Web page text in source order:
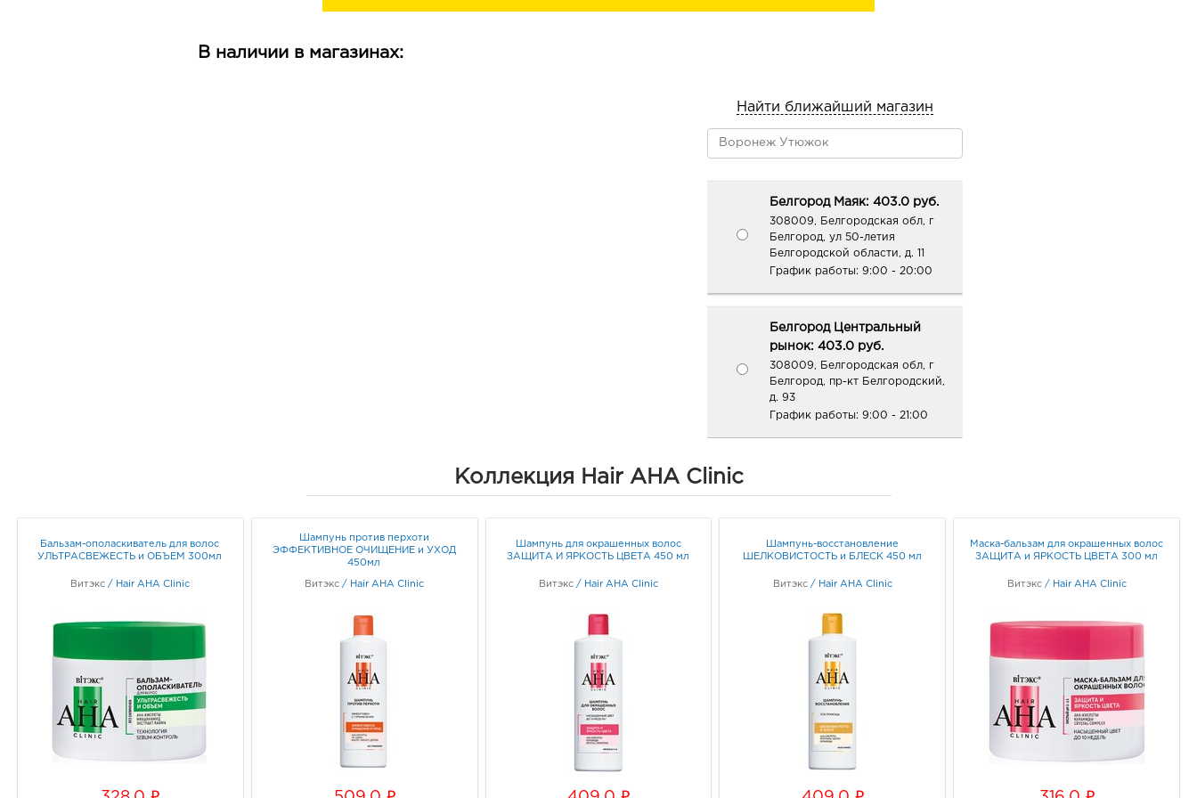
Современные кондиционеры разглаживают и уплотняют
В наличии в магазинах:
Найти ближайший магазин
Белгород Маяк: 403.0 руб.
308009, Белгородская обл, г
Белгород, ул 50-летия
Белгородской области, д. 11
График работы: 9:00 - 20:00
Белгород Центральный
рынок: 403.0 руб.
308009, Белгородская обл, г
Белгород, пр-кт Белгородский,
д. 93
График работы: 9:00 - 21:00
График работы:10:00 - 21:00
308036, Белгородская обл, г
Белгород, ул Конева, д. 2
График работы:
Воронеж Аксиома: 403.0
394088, Воронежская обл, г
Коллекция Hair AHA Clinic
Бальзам-ополаскиватель для волос
УЛЬТРАСВЕЖЕСТЬ и ОБЪЕМ 300мл
Витэкс / Hair AHA Clinic
Шампунь против перхоти
ЭФФЕКТИВНОЕ ОЧИЩЕНИЕ и УХОД
450мл
Витэкс / Hair AHA Clinic
Шампунь для окрашенных волос
ЗАЩИТА И ЯРКОСТЬ ЦВЕТА 450 мл
Витэкс / Hair AHA Clinic
Шампунь-восстановление
ШЕЛКОВИСТОСТЬ и БЛЕСК 450 мл
Витэкс / Hair AHA Clinic
Маска-бальзам для окрашенных волос
ЗАЩИТА и ЯРКОСТЬ ЦВЕТА 300 мл
Витэкс / Hair AHA Clinic